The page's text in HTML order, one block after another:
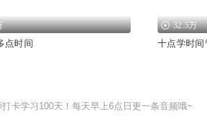
点时间
32.5万
十点学时间
卡学习100天！每天早上6点日更一条音频哦~